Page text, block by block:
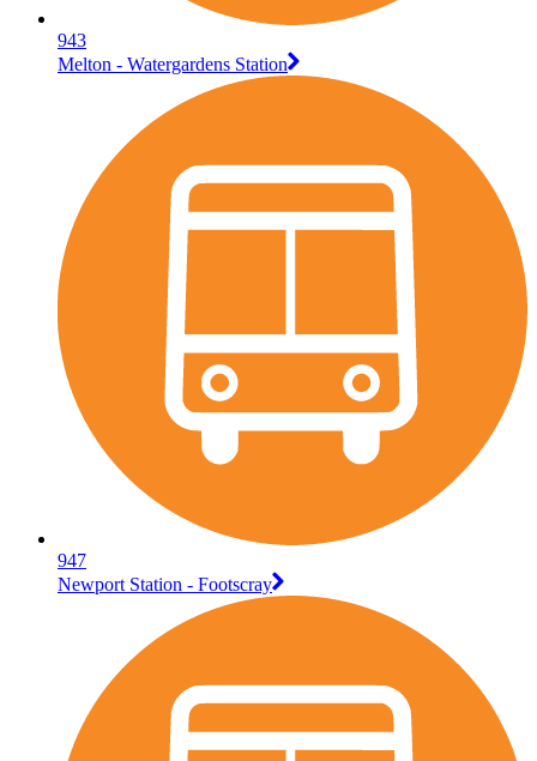
943
Melton - Watergardens Station
947
Newport Station - Footscray